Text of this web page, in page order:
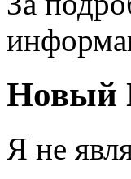
Новый
Я не